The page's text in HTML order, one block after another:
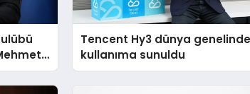
yaptığı
Tencent Hy3 dünya
kullanıma sunuldu